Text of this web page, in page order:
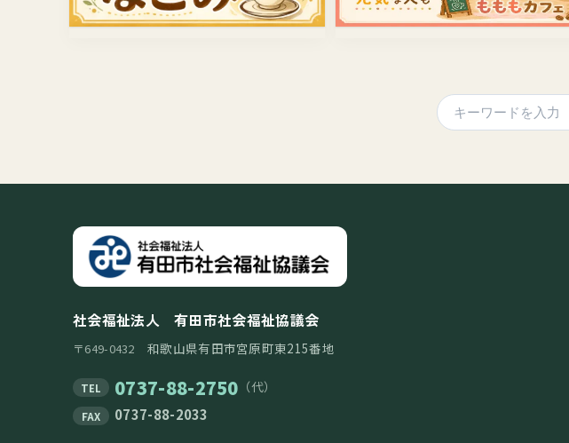
社会福祉法人 有田市社会福祉協議会
〒649-0432 和歌山県有田市宮原町東215番地
TEL 0737-88-2750 （代）
FAX 0737-88-2033